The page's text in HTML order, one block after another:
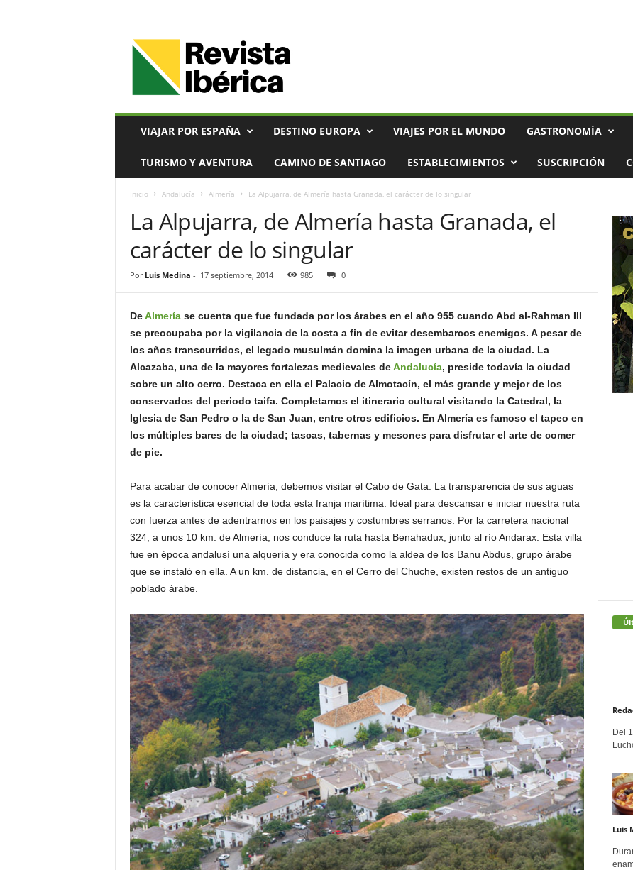
VIAJAR POR ESPAÑA DESTINO EUROPA VIAJES POR EL MUNDO GASTRONOMÍA
TURISMO Y AVENTURA CAMINO DE SANTIAGO ESTABLECIMIENTOS SUSCRIPCIÓN
Inicio Andalucía Almería La Alpujarra, de Almería hasta Granada, el carácter de lo singular
La Alpujarra, de Almería hasta Granada, el
carácter de lo singular
Por Luis Medina - 17 septiembre, 2014 985 0
DeAlmeríase cuenta que fue fundada por los árabes en el año 955 cuando Abd al-Rahman III
se preocupaba por la vigilancia de la costa a fin de evitar desembarcos enemigos. A pesar de
los años transcurridos, el legado musulmán domina la imagen urbana de la ciudad. La
Alcazaba, una de la mayores fortalezas medievales deAndalucía, preside todavía la ciudad
sobre un alto cerro. Destaca en ella el Palacio de Almotacín, el más grande y mejor de los
conservados del periodo taifa. Completamos el itinerario cultural visitando la Catedral, la
Iglesia de San Pedro o la de San Juan, entre otros edificios. En Almería es famoso el tapeo en
los múltiples bares de la ciudad; tascas, tabernas y mesones para disfrutar el arte de comer
de pie.
Para acabar de conocer Almería, debemos visitar el Cabo de Gata. La transparencia de sus aguas
es la característica esencial de toda esta franja marítima. Ideal para descansar e iniciar nuestra ruta
con fuerza antes de adentrarnos en los paisajes y costumbres serranos. Por la carretera nacional
324, a unos 10 km. de Almería, nos conduce la ruta hasta Benahadux, junto al río Andarax. Esta villa
fue en época andalusí una alquería y era conocida como la aldea de los Banu Abdus, grupo árabe
que se instaló en ella. A un km. de distancia, en el Cerro del Chuche, existen restos de un antiguo
poblado árabe.
Del
Luis